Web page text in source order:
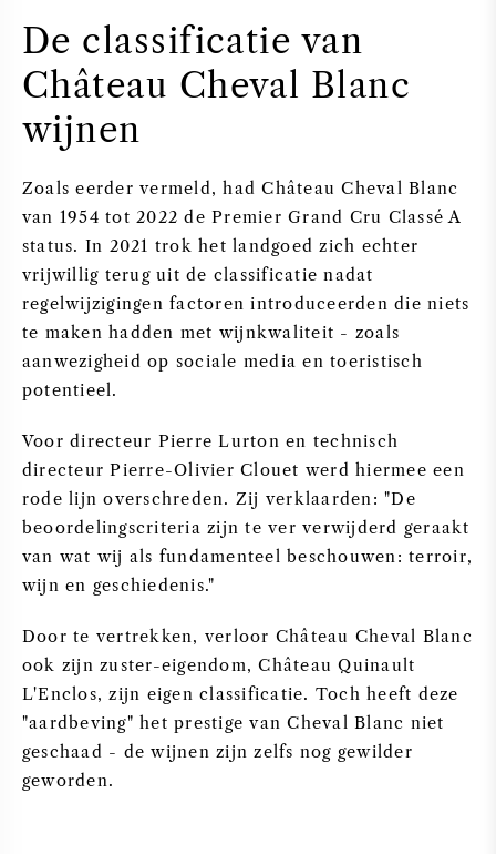
De classificatie van
Château Cheval Blanc
wijnen
Zoals eerder vermeld, had Château Cheval Blanc
van 1954 tot 2022 de Premier Grand Cru Classé A
status. In 2021 trok het landgoed zich echter
vrijwillig terug uit de classificatie nadat
regelwijzigingen factoren introduceerden die niets
te maken hadden met wijnkwaliteit - zoals
aanwezigheid op sociale media en toeristisch
potentieel.
Voor directeur Pierre Lurton en technisch
directeur Pierre-Olivier Clouet werd hiermee een
rode lijn overschreden. Zij verklaarden: "De
beoordelingscriteria zijn te ver verwijderd geraakt
van wat wij als fundamenteel beschouwen: terroir,
wijn en geschiedenis."
Door te vertrekken, verloor Château Cheval Blanc
ook zijn zuster-eigendom, Château Quinault
L'Enclos, zijn eigen classificatie. Toch heeft deze
"aardbeving" het prestige van Cheval Blanc niet
geschaad - de wijnen zijn zelfs nog gewilder
geworden.